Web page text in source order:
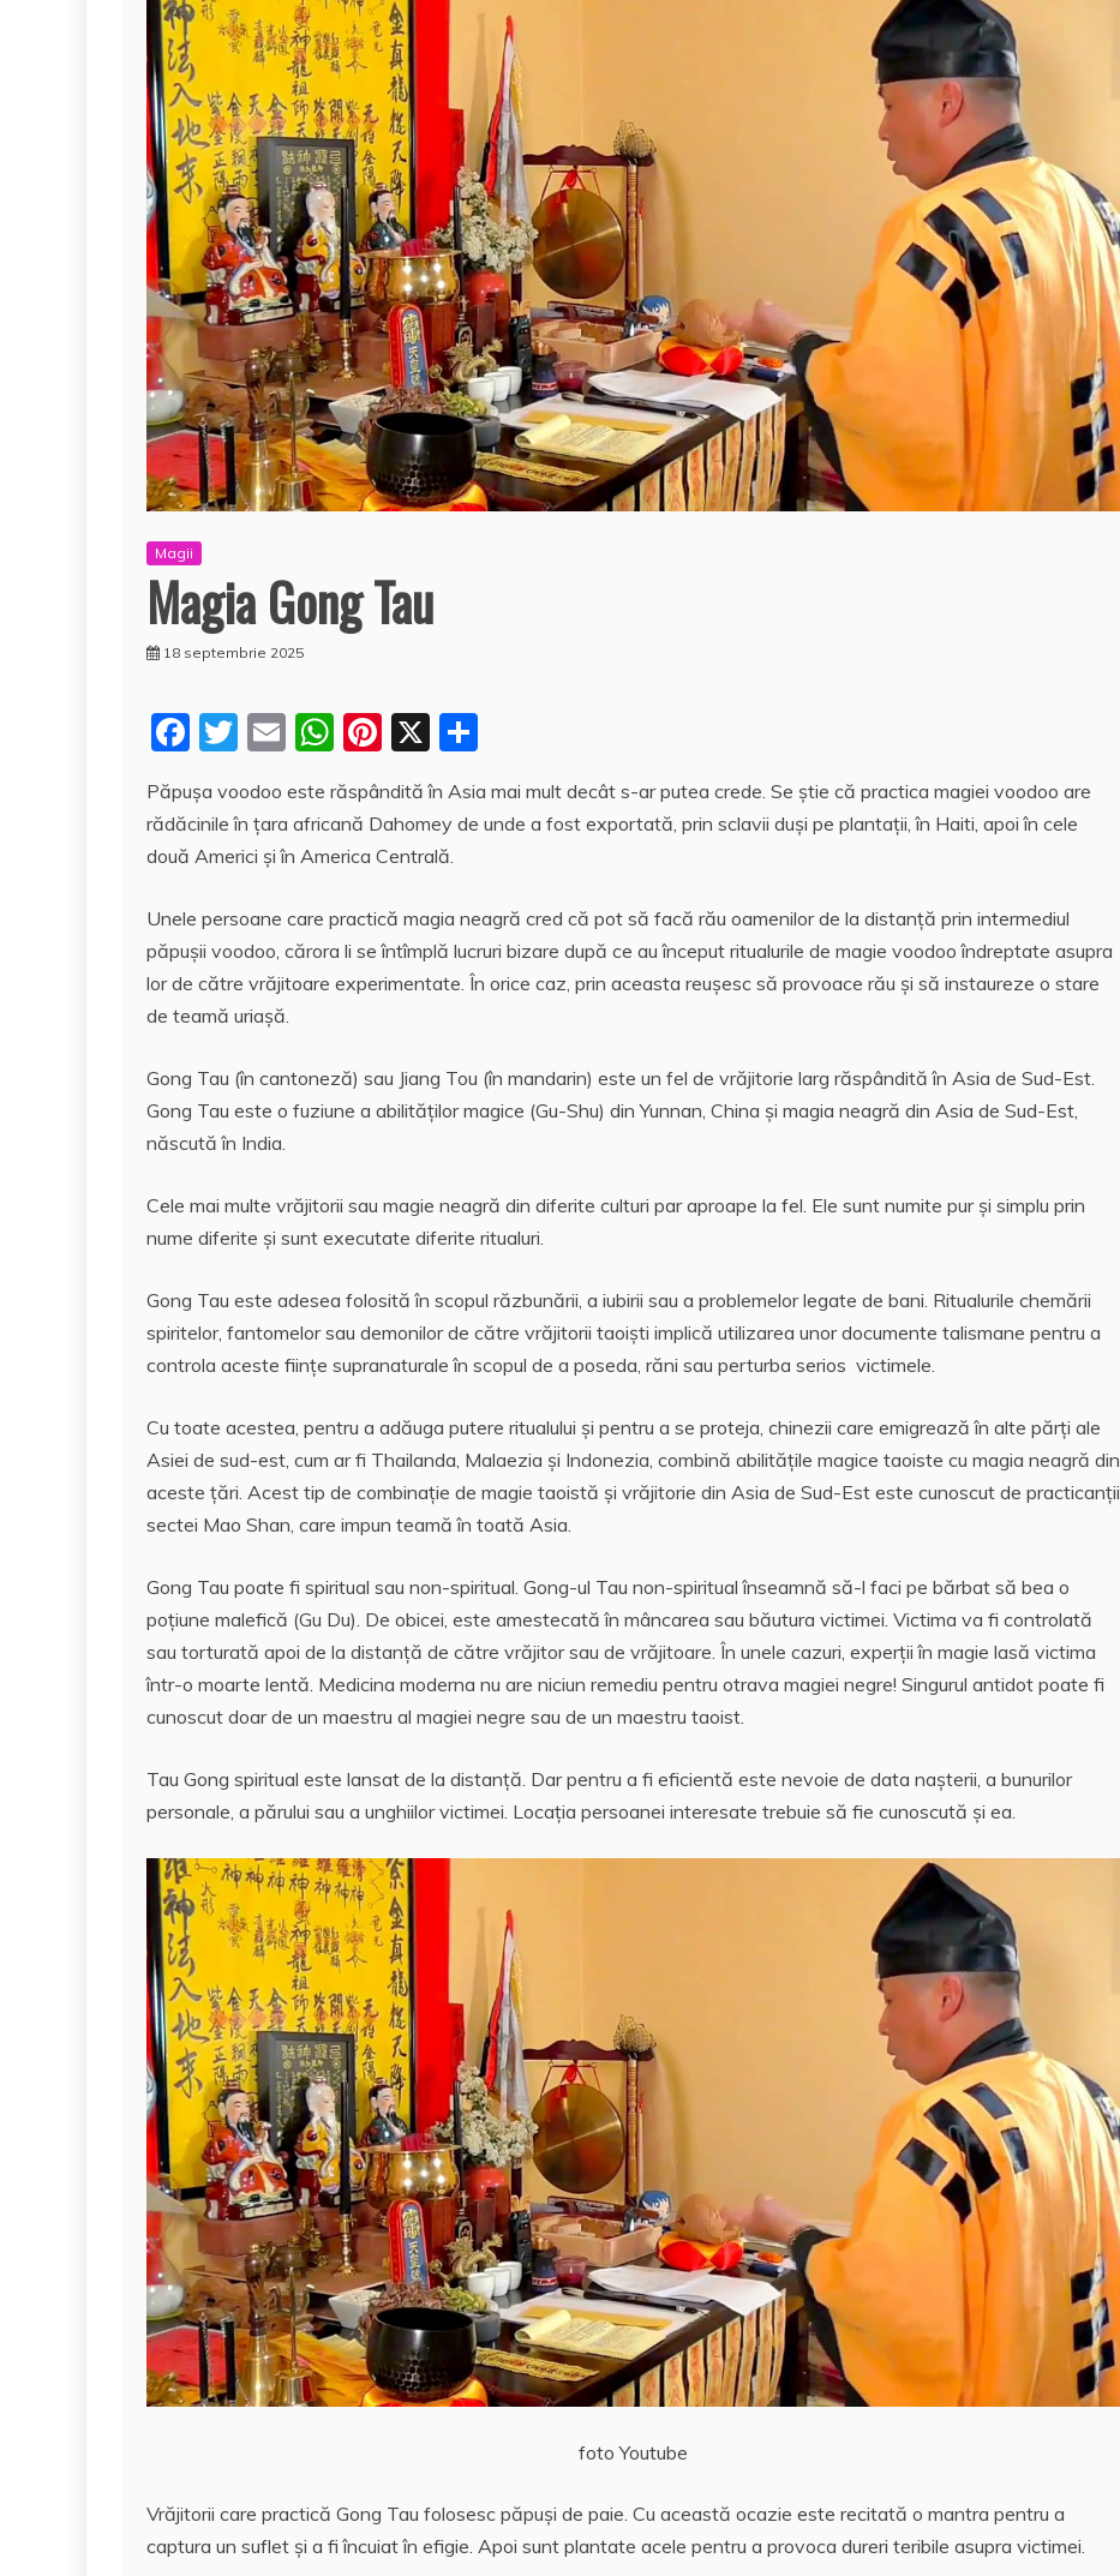
Magii
Magia Gong Tau
18 septembrie 2025
F
c
e
o
o
k
T
itt
er
E
ai
l
W
h
at
s
p
p
Pi
nt
er
e
X
rt
a
z
ă
Păpușa voodoo este răspândită în Asia mai mult decât s-ar putea crede. Se știe că practica magiei voodoo are
rădăcinile în țara africană Dahomey de unde a fost exportată, prin sclavii duși pe plantații, în Haiti, apoi în cele
două Americi și în America Centrală.
Unele persoane care practică magia neagră cred că pot să facă rău oamenilor de la distanță prin intermediul
păpușii voodoo, cărora li se întîmplă lucruri bizare după ce au început ritualurile de magie voodoo îndreptate asupra
lor de către vrăjitoare experimentate. În orice caz, prin aceasta reușesc să provoace rău și să instaureze o stare
de teamă uriașă.
Gong Tau (în cantoneză) sau Jiang Tou (în mandarin) este un fel de vrăjitorie larg răspândită în Asia de Sud-Est.
Gong Tau este o fuziune a abilităților magice (Gu-Shu) din Yunnan, China și magia neagră din Asia de Sud-Est,
născută în India.
Cele mai multe vrăjitorii sau magie neagră din diferite culturi par aproape la fel. Ele sunt numite pur și simplu prin
nume diferite și sunt executate diferite ritualuri.
Gong Tau este adesea folosită în scopul răzbunării, a iubirii sau a problemelor legate de bani. Ritualurile chemării
spiritelor, fantomelor sau demonilor de către vrăjitorii taoiști implică utilizarea unor documente talismane pentru a
controla aceste ființe supranaturale în scopul de a poseda, răni sau perturba serios victimele.
Cu toate acestea, pentru a adăuga putere ritualului și pentru a se proteja, chinezii care emigrează în alte părți ale
Asiei de sud-est, cum ar fi Thailanda, Malaezia și Indonezia, combină abilitățile magice taoiste cu magia neagră din
aceste țări. Acest tip de combinație de magie taoistă și vrăjitorie din Asia de Sud-Est este cunoscut de practicanții
sectei Mao Shan, care impun teamă în toată Asia.
Gong Tau poate fi spiritual sau non-spiritual. Gong-ul Tau non-spiritual înseamnă să-l faci pe bărbat să bea o
poțiune malefică (Gu Du). De obicei, este amestecată în mâncarea sau băutura victimei. Victima va fi controlată
sau torturată apoi de la distanță de către vrăjitor sau de vrăjitoare. În unele cazuri, experții în magie lasă victima
într-o moarte lentă. Medicina moderna nu are niciun remediu pentru otrava magiei negre! Singurul antidot poate fi
cunoscut doar de un maestru al magiei negre sau de un maestru taoist.
Tau Gong spiritual este lansat de la distanță. Dar pentru a fi eficientă este nevoie de data nașterii, a bunurilor
personale, a părului sau a unghiilor victimei. Locația persoanei interesate trebuie să fie cunoscută și ea.
foto Youtube
Vrăjitorii care practică Gong Tau folosesc păpuși de paie. Cu această ocazie este recitată o mantra pentru a
captura un suflet și a fi încuiat în efigie. Apoi sunt plantate acele pentru a provoca dureri teribile asupra victimei.